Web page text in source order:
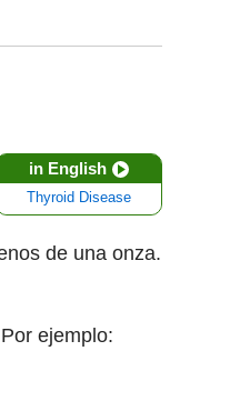
in English
Thyroid Disease
de una onza.
ejemplo: